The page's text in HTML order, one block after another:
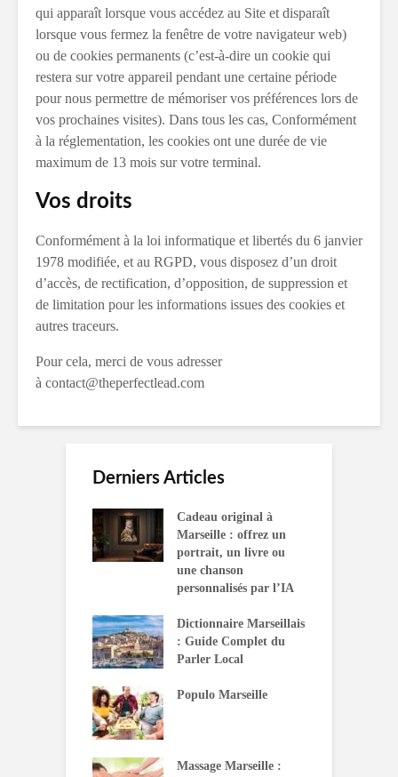
qui apparaît lorsque vous accédez au Site et disparaît
lorsque vous fermez la fenêtre de votre navigateur web)
ou de cookies permanents (c’est-à-dire un cookie qui
restera sur votre appareil pendant une certaine période
pour nous permettre de mémoriser vos préférences lors de
vos prochaines visites). Dans tous les cas, Conformément
à la réglementation, les cookies ont une durée de vie
maximum de 13 mois sur votre terminal.
Vos droits
Conformément à la loi informatique et libertés du 6 janvier
1978 modifiée, et au RGPD, vous disposez d’un droit
d’accès, de rectification, d’opposition, de suppression et
de limitation pour les informations issues des cookies et
autres traceurs.
Pour cela, merci de vous adresser
à contact@theperfectlead.com
Derniers Articles
Cadeau original à
Marseille : offrez un
portrait, un livre ou
une chanson
personnalisés par l’IA
Dictionnaire Marseillais
: Guide Complet du
Parler Local
Populo Marseille
Massage Marseille :